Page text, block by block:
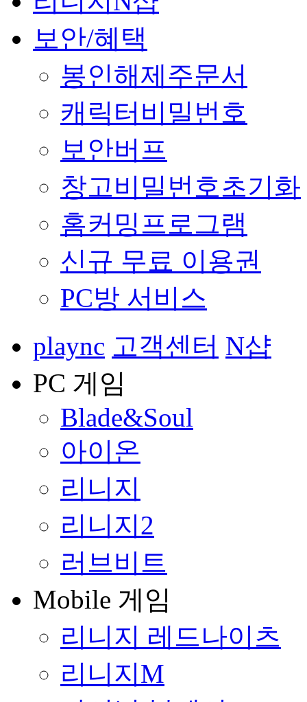
보안/혜택
봉인해제주문서
캐릭터비밀번호
보안버프
창고비밀번호초기화
홈커밍프로그램
신규 무료 이용권
PC방 서비스
plaync 고객센터 N샵
PC 게임
Blade&Soul
아이온
리니지
리니지2
러브비트
Mobile 게임
리니지 레드나이츠
리니지M